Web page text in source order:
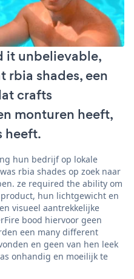
it unbelievable,
rbia shades, een
crafts
monturen heeft,
heeft.
hun bedrijf op lokale
rbia shades op zoek naar
ze required the ability om
hun lichtgewicht en
visueel aantrekkelijke
bood hiervoor geen
een many different
en geen van hen leek
onhandig en moeilijk te